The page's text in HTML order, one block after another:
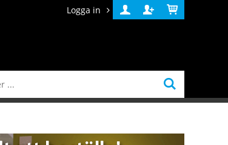
Logga in
Logga
in
Skapa
konto
Varukorg